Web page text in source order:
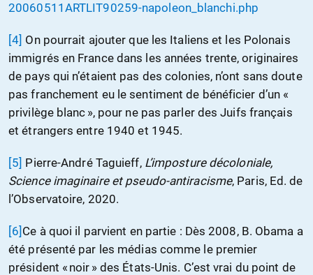
20060511ARTLIT90259-napoleon_blanchi.php
[4] On pourrait ajouter que les Italiens et les Polonais
immigrés en France dans les années trente, originaires
de pays qui n’étaient pas des colonies, n’ont sans doute
pas franchement eu le sentiment de bénéficier d’un «
privilège blanc », pour ne pas parler des Juifs français
et étrangers entre 1940 et 1945.
[5] Pierre-André Taguieff, L’imposture décoloniale,
Science imaginaire et pseudo-antiracisme, Paris, Ed. de
l’Observatoire, 2020.
[6] Ce à quoi il parvient en partie : Dès 2008, B. Obama a
été présenté par les médias comme le premier
président « noir » des États-Unis. C’est vrai du point de